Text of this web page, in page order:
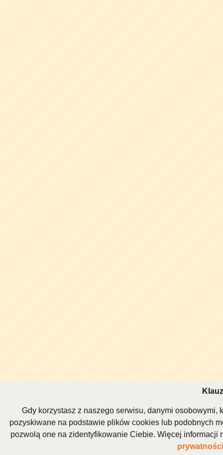
Gdy korzystasz z naszego serwisu, danymi osobowymi,
pozyskiwane na podstawie plików cookies lub podobnych
pozwolą one na zidentyfikowanie Ciebie. Więcej
prywatności